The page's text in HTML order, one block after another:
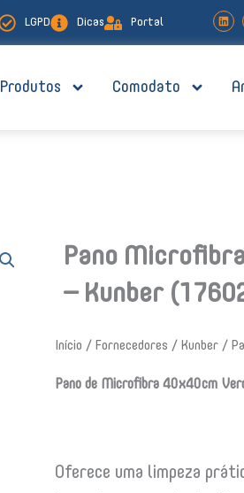
LGPD Dicas Portal
L
i
k
Produtos Comodato
Pano
– Kunber
Início / Fornecedores / Kunber /
Pano de Microfibra 40x40cm
Oferece uma limpeza